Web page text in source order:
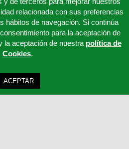
relacionada con sus preferencias
hábitos de navegación. Si continúa
para la aceptación de
la aceptación de nuestra política de
Cookies.
ACEPTAR